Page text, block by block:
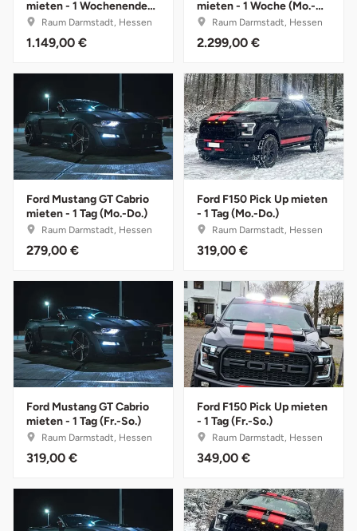
mieten - 1 Wochenende
(Fr.-So.)
Raum Darmstadt, Hessen
1.149,00 €
mieten - 1 Woche (Mo.-
So.)Raum Darmstadt, Hessen
2.299,00 €
Ford Mustang GT Cabrio
mieten - 1 Tag (Mo.-Do.)
Raum Darmstadt, Hessen
279,00 €
Ford F150 Pick Up mieten
- 1 Tag (Mo.-Do.)
Raum Darmstadt, Hessen
319,00 €
Ford Mustang GT Cabrio
mieten - 1 Tag (Fr.-So.)
Raum Darmstadt, Hessen
319,00 €
Ford F150 Pick Up mieten
- 1 Tag (Fr.-So.)
Raum Darmstadt, Hessen
349,00 €
Main-Kinzig-Kreis
Mainz
Mannheim
Mecklenburgische Seenplatte
Meiningen
Mettingen
Moers
Mönchengladbach
Münster